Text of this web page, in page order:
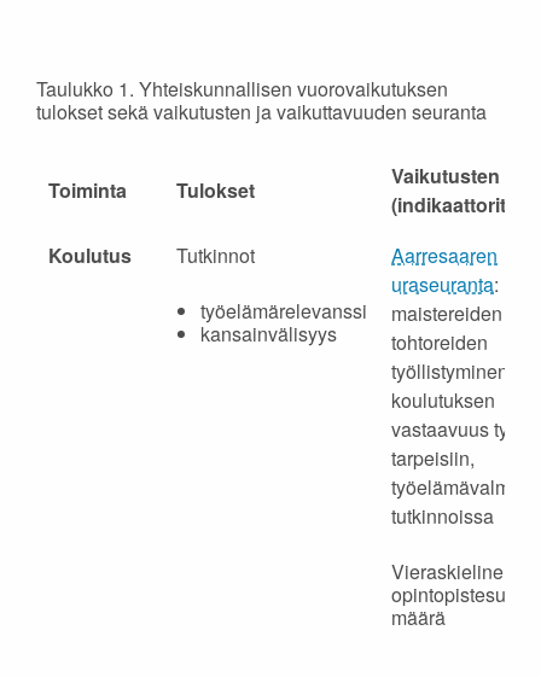
Taulukko 1. Yhteiskunnallisen vuorovaikutuksen
tulokset sekä vaikutusten ja vaikuttavuuden seuranta
Toiminta Tulokset
Vaikutusten
(indikaattorit)
Koulutus
Tutkinnot
työelämärelevanssi
kansainvälisyys
Aarresaaren
uraseuranta:
maistereiden ja
tohtoreiden
työllistyminen
koulutuksen
vastaavuus
tarpeisiin,
tutkinnoissa
Vieraskielinen
määrä